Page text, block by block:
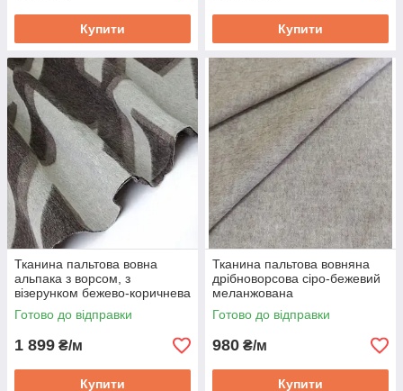
Купити Купити
Тканина пальтова вовна
альпака з ворсом, з
візерунком бежево-коричнева
Готово до відправки
1 899 ₴/м
Купити
Тканина пальтова вовняна
дрібноворсова сіро-бежевий
меланжована
Готово до відправки
980 ₴/м
Купити